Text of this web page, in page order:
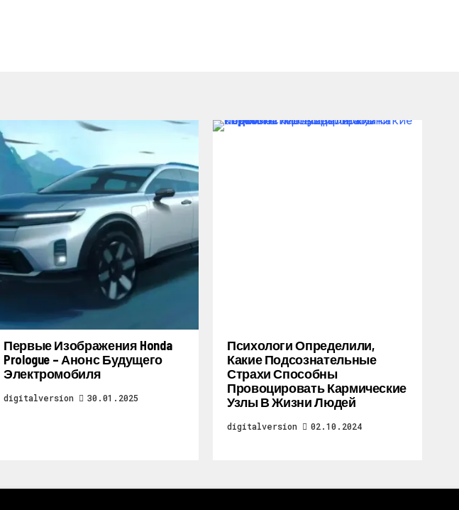
Первые Изображения Honda
Prologue – Анонс Будущего
Электромобиля
digitalversion 30.01.2025
Психологи Определили,
Какие Подсознательные
Страхи Способны
Провоцировать Кармические
Узлы В Жизни Людей
digitalversion 02.10.2024